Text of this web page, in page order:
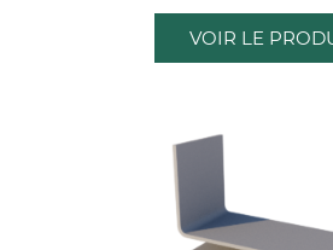
VOIR LE